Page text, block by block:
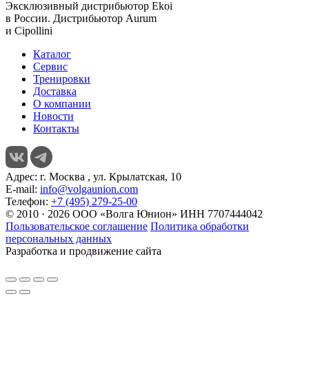
Эксклюзивный дистрибьютор Ekoi
в России. Дистрибьютор Aurum
и Cipollini
Каталог
Сервис
Тренировки
Доставка
О компании
Новости
Контакты
Адрес: г. Москва , ул. Крылатская, 10
E-mail: info@volgaunion.com
Телефон: +7 (495) 279-25-00
© 2010 · 2026 ООО «Волга Юнион» ИНН 7707444042
Пользовательское соглашение Политика обработки
персональных данных
Разработка и продвижение сайта